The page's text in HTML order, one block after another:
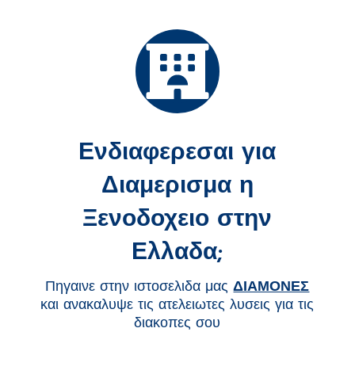
Ενδιαφερεσαι για
Διαμερισμα η
Ξενοδοχειο στην
Ελλαδα;
Πηγαινε στην ιστοσελιδα μαςΔΙΑΜΟΝΕΣ
και ανακαλυψε τις ατελειωτες λυσεις για τις
διακοπες σου